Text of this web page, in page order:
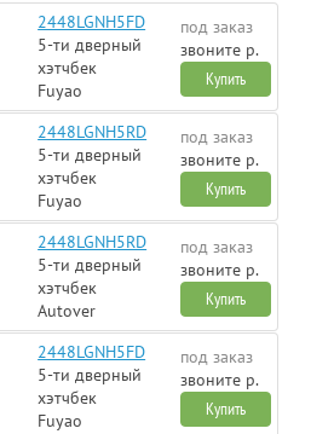
2448LGNH5FD
5-ти дверный
xэтчбек
Fuyao
под заказ
звоните р.
Купить
2448LGNH5RD
5-ти дверный
xэтчбек
Fuyao
под заказ
звоните р.
Купить
2448LGNH5RD
5-ти дверный
xэтчбек
Autover
под заказ
звоните р.
Купить
2448LGNH5FD
5-ти дверный
xэтчбек
Fuyao
под заказ
звоните р.
Купить